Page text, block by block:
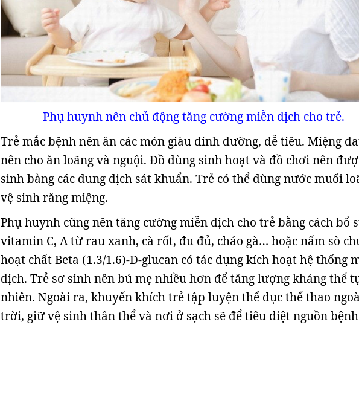
Phụ huynh nên chủ động tăng cường miễn dịch cho trẻ.
Trẻ mắc bệnh nên ăn các món giàu dinh dưỡng, dễ tiêu. Miệng
nên cho ăn loãng và nguội. Đồ dùng sinh hoạt và đồ chơi nên
sinh bằng các dung dịch sát khuẩn. Trẻ có thể dùng nước muối
vệ sinh răng miệng.
Phụ huynh cũng nên tăng cường miễn dịch cho trẻ bằng cách bổ
vitamin C, A từ rau xanh, cà rốt, đu đủ, cháo gà… hoặc nấm sò
hoạt chất Beta (1.3/1.6)-D-glucan có tác dụng kích hoạt hệ thống
dịch. Trẻ sơ sinh nên bú mẹ nhiều hơn để tăng lượng kháng thể
nhiên. Ngoài ra, khuyến khích trẻ tập luyện thể dục thể thao
trời, giữ vệ sinh thân thể và nơi ở sạch sẽ để tiêu diệt nguồn